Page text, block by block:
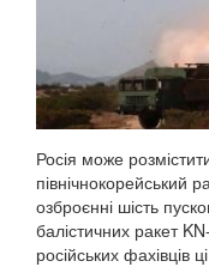
Росія може
північнокорейський
озброєнні шість
балістичних ракет
російських фахівців